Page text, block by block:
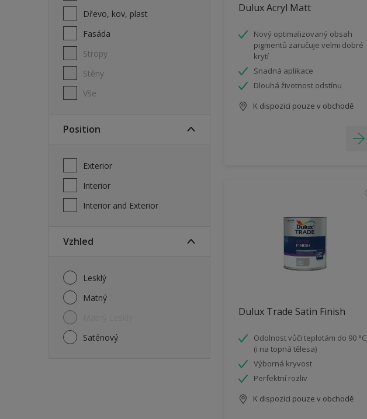
Dřevo, kov, plast
Fasáda
Stropy
Stěny
Vše
Position
Exterior
Interior
Interior and Exterior
Vzhled
Lesklý
Matný
Saténový
Dulux Acryl Matt
Nový optimalizovaný obsah
pigmentů zaručuje velmi dobré
krytí
Snadná aplikace
Dlouhá životnost odstínu
K dispozici pouze v obchodě
Dulux Trade Satin Finish
Odolnost vůči teplotám do 90 °C
(i na topná tělesa)
Výborná kryvost
Perfektní rozliv
K dispozici pouze v obchodě